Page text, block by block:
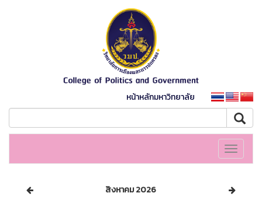
หน้าหลักมหาวิทยาลัย
Toggle
สิงหาคม 2026